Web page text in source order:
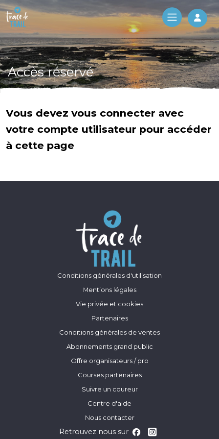
Log
Accès réservé
Vous devez vous connecter avec
votre compte utilisateur pour accéder
à cette page
Conditions générales d'utilisation
Mentions légales
Vie privée et cookies
Partenaires
Conditions générales de ventes
Abonnements grand public
Offre organisateurs / pro
Courses partenaires
Suivre un coureur
Centre d'aide
Nous contacter
Retrouvez nous sur